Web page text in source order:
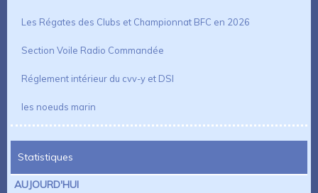
Les Régates des Clubs et Championnat BFC en 2026
Section Voile Radio Commandée
Réglement intérieur du cvv-y et DSI
les noeuds marin
Statistiques
AUJOURD'HUI